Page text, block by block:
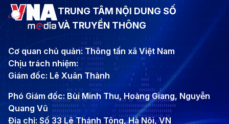
TRUNG TÂM NỘI DUNG SỐ
VÀ TRUYỀN THÔNG
Cơ quan chủ quản: Thông tấn xã Việt Nam
Chịu trách nhiệm:
Giám đốc: Lê Xuân Thành
Phó Giám đốc: Bùi Minh Thu, Hoàng Giang, Nguyễn
Quang Vũ
Địa chỉ: Số 33 Lê Thánh Tông, Hà Nội, VN